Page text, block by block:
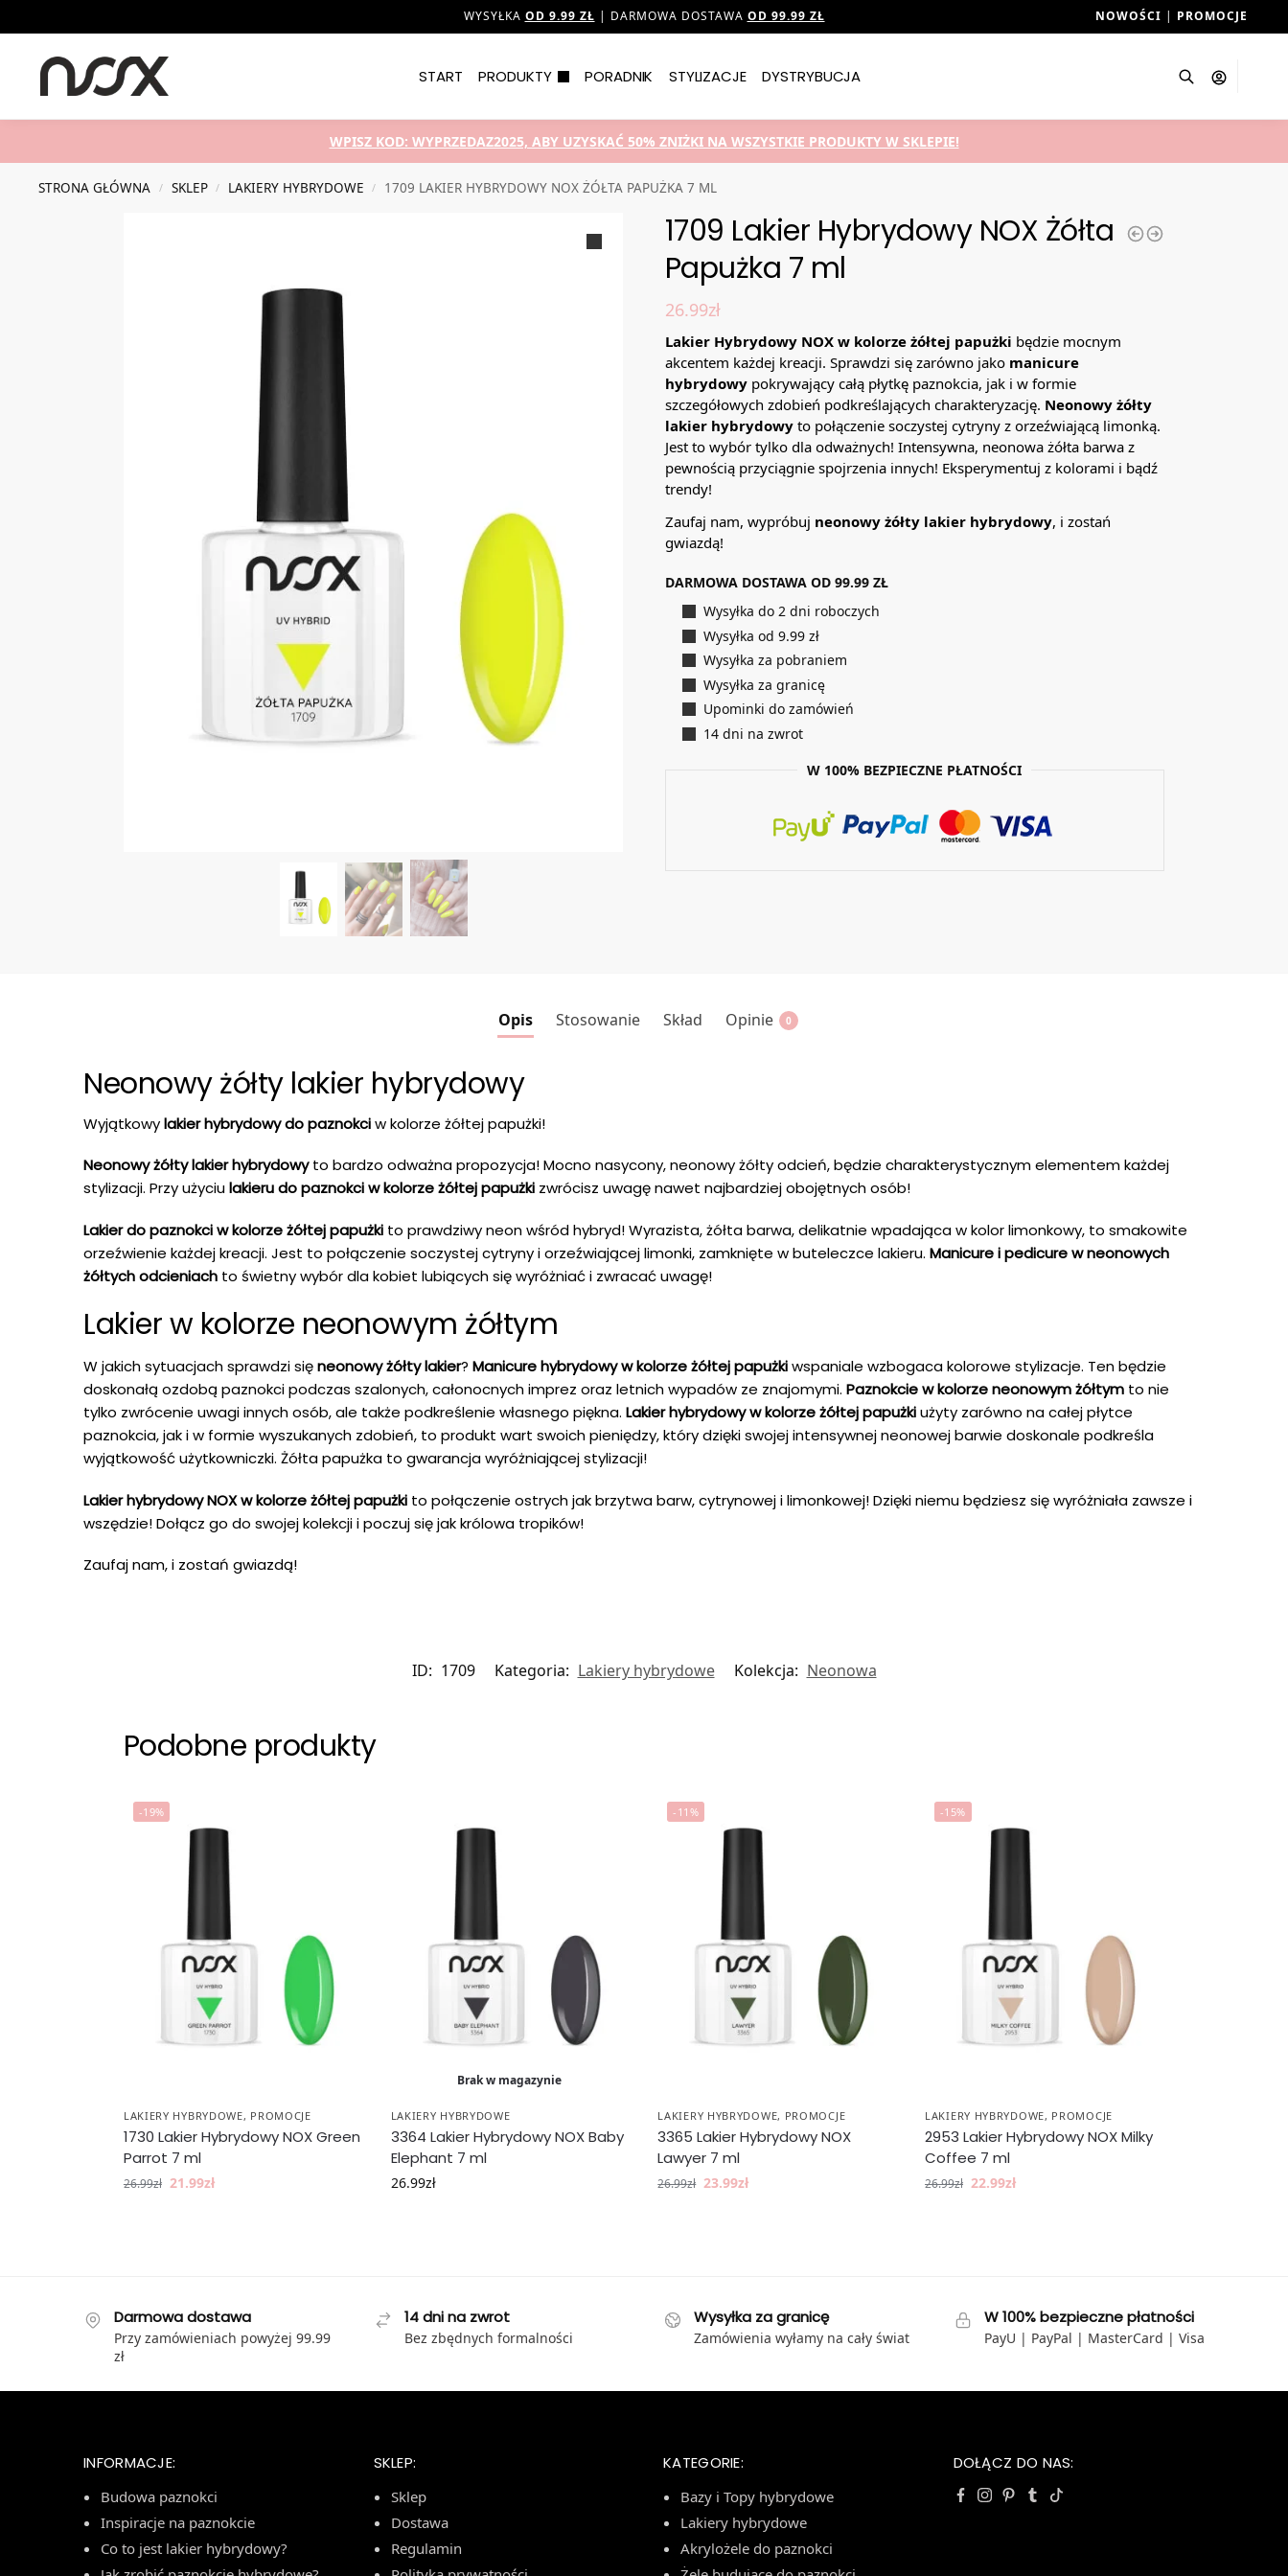
WYSYŁKA OD 9.99 ZŁ | DARMOWA DOSTAWA OD 99.99 ZŁ NOWOŚCI | PROMOCJE
START PRODUKTY PORADNIK STYLIZACJE DYSTRYBUCJA
Nowości
WPISZ KOD: WYPRZEDAZ2025, ABY UZYSKAĆ 50% ZNIŻKI NA WSZYSTKIE PRODUKTY W SKLEPIE!
STRONA GŁÓWNA / SKLEP / LAKIERY HYBRYDOWE / 1709 LAKIER HYBRYDOWY NOX ŻÓŁTA PAPUŻKA 7 ML
1709 Lakier Hybrydowy NOX Żółta
Papużka 7 ml
26.99zł
Lakier Hybrydowy NOX w kolorze żółtej papużki będzie mocnym
akcentem każdej kreacji. Sprawdzi się zarówno jako manicure
hybrydowypokrywający całą płytkę paznokcia, jak i w formie
szczegółowych zdobień podkreślających charakteryzację. Neonowy żółty
lakier hybrydowyto połączenie soczystej cytryny z orzeźwiającą limonką.
Jest to wybór tylko dla odważnych! Intensywna, neonowa żółta barwa z
pewnością przyciągnie spojrzenia innych! Eksperymentuj z kolorami i bądź
trendy!
Zaufaj nam, wypróbuj neonowy żółty lakier hybrydowy, i zostań
gwiazdą!
DARMOWA DOSTAWA OD 99.99 ZŁ
Wysyłka do 2 dni roboczych
Wysyłka od 9.99 zł
Wysyłka za pobraniem
Wysyłka za granicę
Upominki do zamówień
14 dni na zwrot
W 100% BEZPIECZNE PŁATNOŚCI
Opis Stosowanie Skład Opinie 0
Neonowy żółty lakier hybrydowy
Wyjątkowylakier hybrydowy do paznokciw kolorze żółtej papużki!
Neonowy żółty lakier hybrydowyto bardzo odważna propozycja! Mocno nasycony, neonowy żółty odcień, będzie charakterystycznym elementem każdej
stylizacji. Przy użyciulakieru do paznokci w kolorze żółtej papużki zwrócisz uwagę nawet najbardziej obojętnych osób!
Lakier do paznokci w kolorze żółtej papużki to prawdziwy neon wśród hybryd! Wyrazista, żółta barwa, delikatnie wpadająca w kolor limonkowy, to smakowite
orzeźwienie każdej kreacji. Jest to połączenie soczystej cytryny i orzeźwiającej limonki, zamknięte w buteleczce lakieru.Manicure i pedicure w neonowych
żółtych odcieniach to świetny wybór dla kobiet lubiących się wyróżniać i zwracać uwagę!
Lakier w kolorze neonowym żółtym
W jakich sytuacjach sprawdzi sięneonowy żółty lakier?Manicure hybrydowy w kolorze żółtej papużkiwspaniale wzbogaca kolorowe stylizacje. Ten będzie
doskonałą ozdobą paznokci podczas szalonych, całonocnych imprez oraz letnich wypadów ze znajomymi.Paznokcie w kolorze neonowym żółtym to nie
tylko zwrócenie uwagi innych osób, ale także podkreślenie własnego piękna.Lakier hybrydowy w kolorze żółtej papużkiużyty zarówno na całej płytce
paznokcia, jak i w formie wyszukanych zdobień, to produkt wart swoich pieniędzy, który dzięki swojej intensywnej neonowej barwie doskonale podkreśla
wyjątkowość użytkowniczki. Żółta papużka to gwarancja wyróżniającej stylizacji!
Lakier hybrydowy NOX w kolorze żółtej papużki to połączenie ostrych jak brzytwa barw, cytrynowej i limonkowej! Dzięki niemu będziesz się wyróżniała zawsze i
wszędzie! Dołącz go do swojej kolekcji i poczuj się jak królowa tropików!
Zaufaj nam, i zostań gwiazdą!
ID: 1709 Kategoria: Lakiery hybrydowe Kolekcja: Neonowa
Podobne produkty
-19%
LAKIERY HYBRYDOWE, PROMOCJE
1730 Lakier Hybrydowy NOX Green
Parrot 7 ml
26.99zł 21.99zł
Brak w magazynie
LAKIERY HYBRYDOWE
3364 Lakier Hybrydowy NOX Baby
Elephant 7 ml
26.99zł
-11%
LAKIERY HYBRYDOWE, PROMOCJE
3365 Lakier Hybrydowy NOX
Lawyer 7 ml
26.99zł 23.99zł
-15%
LAKIERY HYBRYDOWE, PROMOCJE
2953 Lakier Hybrydowy NOX Milky
Coffee 7 ml
26.99zł 22.99zł
Darmowa dostawa
Przy zamówieniach powyżej 99.99
zł
14 dni na zwrot
Bez zbędnych formalności
Wysyłka za granicę
Zamówienia wyłamy na cały świat
W 100% bezpieczne płatności
PayU | PayPal | MasterCard | Visa
INFORMACJE:
Budowa paznokci
Inspiracje na paznokcie
Co to jest lakier hybrydowy?
SKLEP:
Sklep
Dostawa
Regulamin
KATEGORIE:
Bazy i Topy hybrydowe
Lakiery hybrydowe
Akrylożele do paznokci
DOŁĄCZ DO NAS: